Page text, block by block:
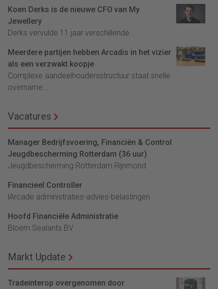
Koen Derks is de nieuwe CFO van My
Jewellery
Derks vervulde 11 jaar verschillende...
Meerdere partijen hebben Arcadis in het vizier
als een verzwakt koopje
Complexe aandeelhoudersstructuur staat snelle
overname...
Vacatures
Manager Bedrijfsvoering, Financiën & Control
Jeugdbescherming Rotterdam (36 uur)
Jeugdbescherming Rotterdam Rijnmond
Financieel Controller
lArcade administraties-advies-belastingen
Hoofd Financiële Administratie
Bloem Sealants BV
Markt Update
Tradeinterop overgenomen door